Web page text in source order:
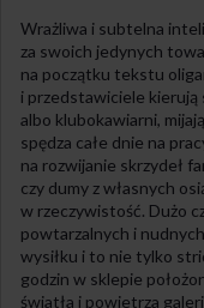
Wrażliwa i subtelna
za swoich jedynych
na początku tekstu
i przedstawiciele kierują
albo klubokawiarni,
spędza całe dnie na
na rozwijanie skrzydeł
czy dumy z własnych
w rzeczywistość. Dużo
powtarzalnych i
wysiłku i to nie tylko
godzin w sklepie
światła i powietrza